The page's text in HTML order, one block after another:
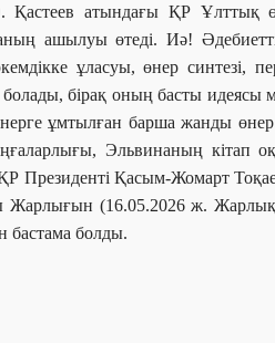
Қастеев атындағы ҚР Ұлттық
ашылуы өтеді. Иә!
ұласуы, өнер синтезі,
болады, бірақ оның басты идеясы
ұмтылған барша жанды
Эльвинаның кітап
Президенті Қасым-Жомарт
(16.05.2026 ж. Жарлық)
бастама болды.